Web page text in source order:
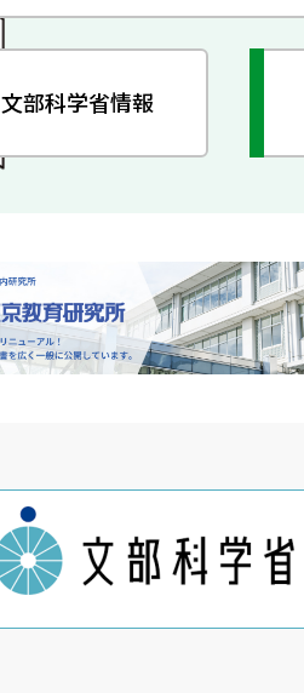
文部科学省情報